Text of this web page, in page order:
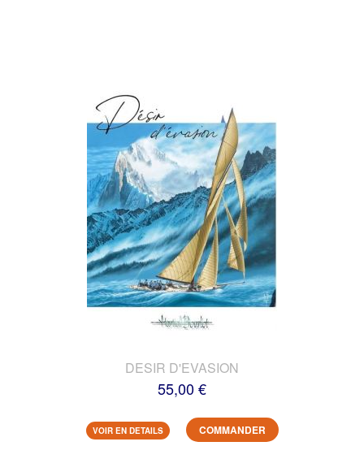
DESIR D'EVASION
55,00 €
VOIR EN DETAILS COMMANDER